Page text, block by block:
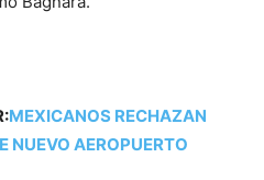
MEXICANOS RECHAZAN
NUEVO AEROPUERTO